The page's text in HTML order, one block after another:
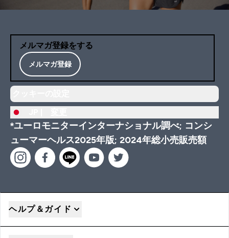
メルマガ登録をする
メルマガ登録
*ユーロモニターインターナショナル調べ; コンシ
ューマーヘルス2025年版; 2024年総小売販売額
ヘルプ＆ガイド